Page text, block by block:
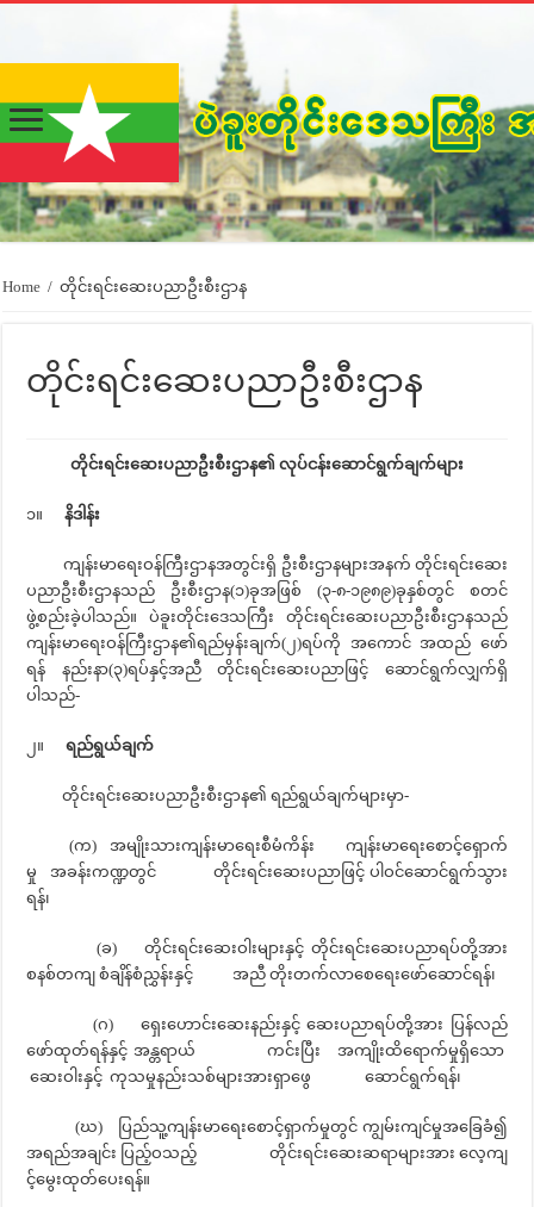
Home / တိုင်းရင်းဆေးပညာဦးစီးဌာန
တိုင်းရင်းဆေးပညာဦးစီးဌာန
တိုင်းရင်းဆေးပညာဦးစီးဌာန၏ လုပ်ငန်းဆောင်ရွက်ချက်များ
၁။နိဒါန်း
ကျန်းမာရေးဝန်ကြီးဌာနအတွင်းရှိ ဦးစီးဌာနများအနက် တိုင်းရင်းဆေး
ပညာဦးစီးဌာနသည် ဦးစီးဌာန(၁)ခုအဖြစ် (၃-၈-၁၉၈၉)ခုနှစ်တွင် စတင်
ဖွဲ့စည်းခဲ့ပါသည်။ ပဲခူးတိုင်းဒေသကြီး တိုင်းရင်းဆေးပညာဦးစီးဌာနသည်
ကျန်းမာရေးဝန်ကြီးဌာန၏ရည်မှန်းချက်(၂)ရပ်ကို အကောင် အထည် ဖော်
ရန် နည်းနာ(၃)ရပ်နှင့်အညီ တိုင်းရင်းဆေးပညာဖြင့် ဆောင်ရွက်လျှက်ရှိ
ပါသည်-
၂။ရည်ရွယ်ချက်
တိုင်းရင်းဆေးပညာဦးစီးဌာန၏ ရည်ရွယ်ချက်များမှာ-
(က) အမျိုးသားကျန်းမာရေးစီမံကိန်း ကျန်းမာရေးစောင့်ရှောက်
မှု အခန်းကဏ္ဍတွင် တိုင်းရင်းဆေးပညာဖြင့် ပါဝင်ဆောင်ရွက်သွား
ရန်၊
(ခ) တိုင်းရင်းဆေးဝါးများနှင့် တိုင်းရင်းဆေးပညာရပ်တို့အား
စနစ်တကျ စံချိန်စံညွှန်းနှင့် အညီ တိုးတက်လာစေရေးဖော်ဆောင်ရန်၊
(ဂ) ရှေးဟောင်းဆေးနည်းနှင့် ဆေးပညာရပ်တို့အား ပြန်လည်
ဖော်ထုတ်ရန်နှင့် အန္တရာယ် ကင်းပြီး အကျိုးထိရောက်မှုရှိသော
ဆေးဝါးနှင့် ကုသမှုနည်းသစ်များအားရှာဖွေ ဆောင်ရွက်ရန်၊
(ဃ) ပြည်သူ့ကျန်းမာရေးစောင့်ရှာက်မှုတွင် ကျွမ်းကျင်မှုအခြေခံ၍
အရည်အချင်း ပြည့်ဝသည့် တိုင်းရင်းဆေးဆရာများအား လေ့ကျ
င့်မွေးထုတ်ပေးရန်။